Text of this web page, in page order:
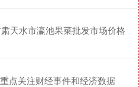
天水市瀛池果菜批发市场价格
点关注财经事件和经济数据